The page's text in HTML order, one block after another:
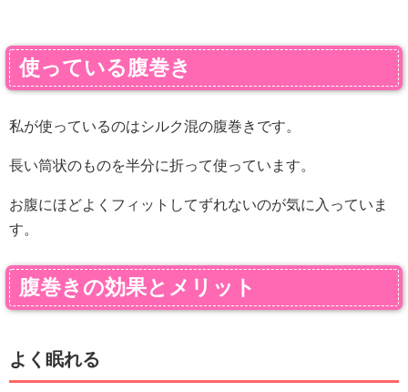
使っている腹巻き
私が使っているのはシルク混の腹巻きです。
長い筒状のものを半分に折って使っています。
お腹にほどよくフィットしてずれないのが気に入っていま
す。
腹巻きの効果とメリット
よく眠れる